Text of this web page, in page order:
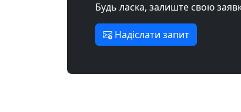
Будь ласка, залиште свою
Надіслати запит